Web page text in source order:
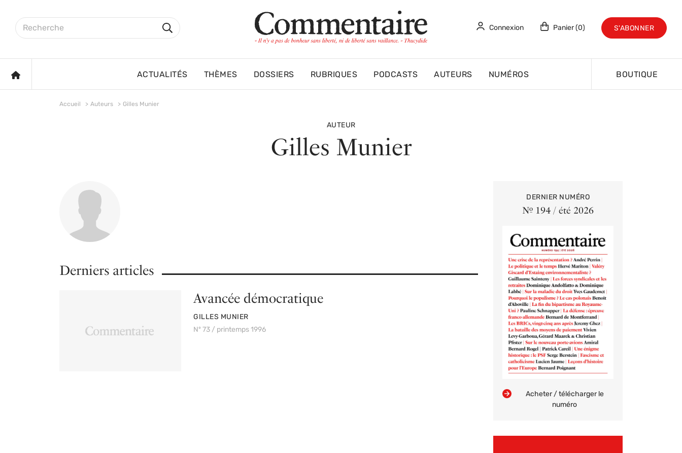
Rechercher sur le site
Rechercher
Connexion Panier (0) S'ABONNER
ACCUEIL ACTUALITÉS THÈMES DOSSIERS RUBRIQUES PODCASTS AUTEURS NUMÉROS BOUTIQUE
Accueil Auteurs Gilles Munier
AUTEUR
Gilles Munier
Derniers articles
Avancée démocratique
PAR
GILLES MUNIER
Nº 73 / printemps 1996
DERNIER NUMÉRO
Nº 194 / été 2026
Acheter / télécharger le
numéro